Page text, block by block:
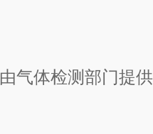
由气体检测部门提供